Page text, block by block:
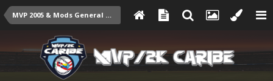
MVP 2005 & Mods General Talk